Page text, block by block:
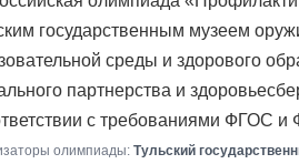
государственным музеем
среды и здорового
партнерства и
с требованиями ФГОС
олимпиады: Тульский